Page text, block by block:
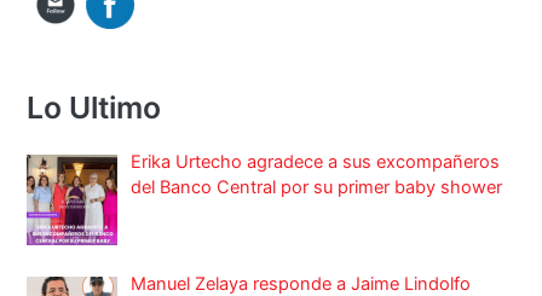
Lo Ultimo
Erika Urtecho agradece a sus excompañeros
del Banco Central por su primer baby shower
Manuel Zelaya responde a Jaime Lindolfo